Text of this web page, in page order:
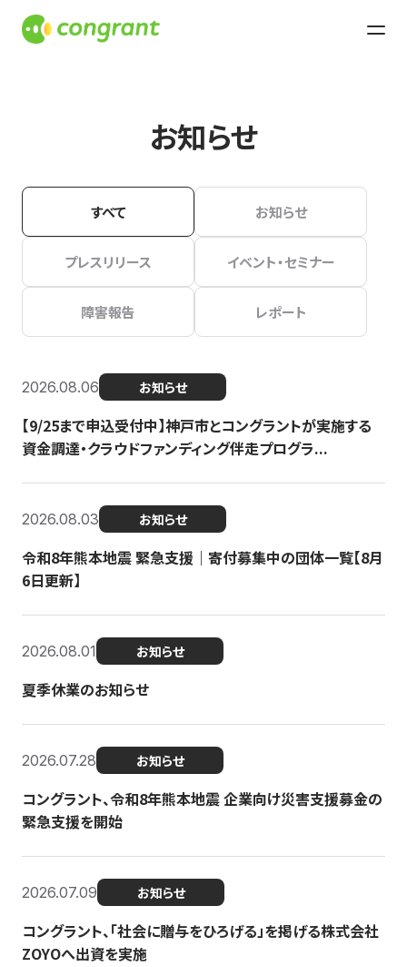
お知らせ
すべて お知らせ
プレスリリース イベント・セミナー
障害報告 レポート
2026.08.06 お知らせ
【9/25まで申込受付中】神戸市とコングラントが実施する
資金調達・クラウドファンディング伴走プログラ...
2026.08.03 お知らせ
令和8年熊本地震 緊急支援｜寄付募集中の団体一覧【8月
6日更新】
2026.08.01 お知らせ
夏季休業のお知らせ
2026.07.28 お知らせ
コングラント、令和8年熊本地震 企業向け災害支援募金の
緊急支援を開始
2026.07.09 お知らせ
コングラント、「社会に贈与をひろげる」を掲げる株式会社
ZOYOへ出資を実施